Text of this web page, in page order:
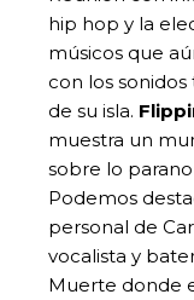
hip hop y la
músicos que
con los
de su isla.
muestra un
sobre lo
Podemos
personal de
vocalista y
Muerte donde